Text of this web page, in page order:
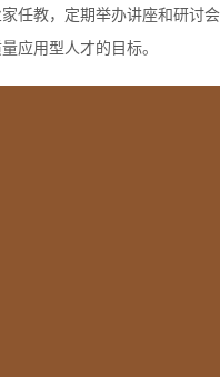
任教，定期举办讲座和研讨会
应用型人才的目标。